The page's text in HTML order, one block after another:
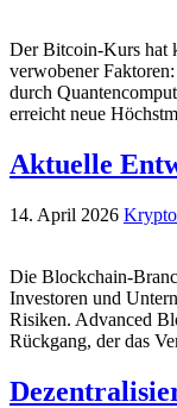
Der Bitcoin-Kurs hat
verwobener
durch
erreicht neue
Aktuelle
14. April 2026
Die Blockchain-
Investoren und
Risiken. Advanced
Rückgang, der das